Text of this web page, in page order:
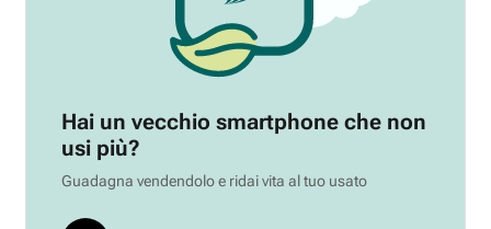
Hai un vecchio smartphone che non
usi più?
Guadagna vendendolo e ridai vita al tuo usato